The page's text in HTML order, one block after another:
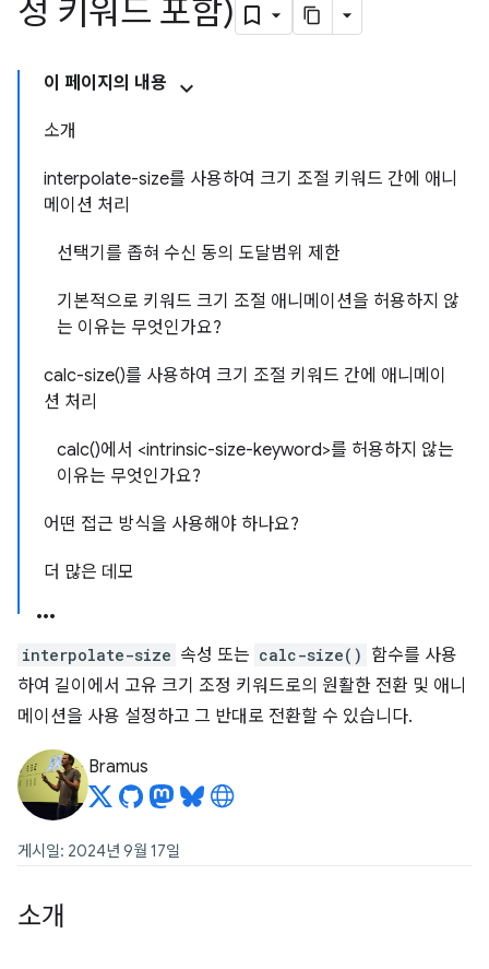
정 키워드 포함)
이 페이지의 내용
소개
interpolate-size를 사용하여 크기 조절 키워드 간에 애니
메이션 처리
선택기를 좁혀 수신 동의 도달범위 제한
기본적으로 키워드 크기 조절 애니메이션을 허용하지 않
는 이유는 무엇인가요?
calc-size()를 사용하여 크기 조절 키워드 간에 애니메이
션 처리
calc()에서 <intrinsic-size-keyword>를 허용하지 않는
이유는 무엇인가요?
어떤 접근 방식을 사용해야 하나요?
더 많은 데모
interpolate-size 속성 또는 calc-size() 함수를 사용
하여 길이에서 고유 크기 조정 키워드로의 원활한 전환 및 애니
메이션을 사용 설정하고 그 반대로 전환할 수 있습니다.
Bramus
게시일: 2024년 9월 17일
소개